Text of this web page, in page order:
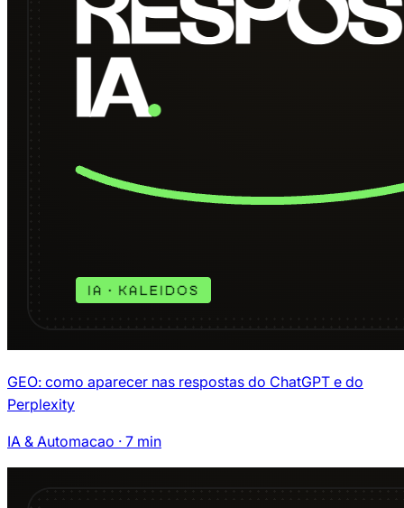
GEO: como aparecer nas respostas do ChatGPT e do
Perplexity
IA & Automacao · 7 min